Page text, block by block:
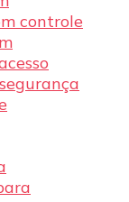
controle